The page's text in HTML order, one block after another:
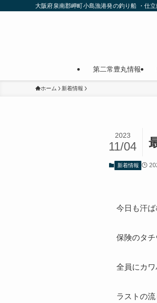
大阪府泉南郡岬町小島漁港発の釣り船 ・仕
第二常豊丸情報
ホーム 新着情報
2023
11/04
新着情報
今日も汗ば
保険のタ
全員にカワ
ラストの